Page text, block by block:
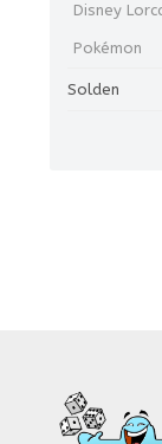
Disney
Pokémon
Solden